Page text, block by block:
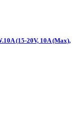
(15-20V, 10A (Max),